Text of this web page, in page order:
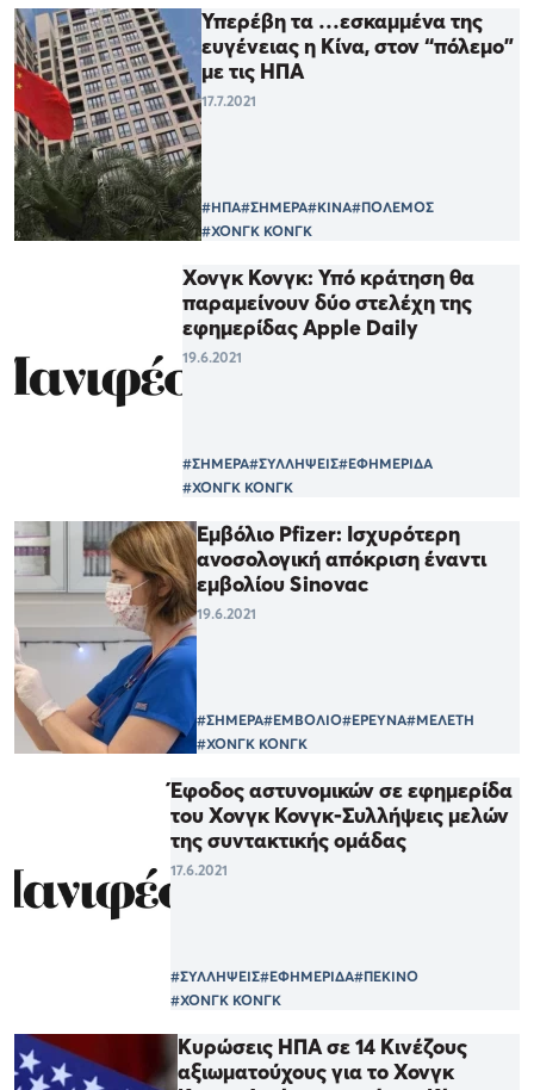
Υπερέβη τα …εσκαμμένα της
ευγένειας η Κίνα, στον “πόλεμο”
με τις ΗΠΑ
17.7.2021
#ΗΠΑ#ΣΗΜΕΡΑ#ΚΙΝΑ#ΠΟΛΕΜΟΣ
#ΧΟΝΓΚ ΚΟΝΓΚ
Χονγκ Κονγκ: Υπό κράτηση θα
παραμείνουν δύο στελέχη της
εφημερίδας Apple Daily
19.6.2021
#ΣΗΜΕΡΑ#ΣΥΛΛΗΨΕΙΣ#ΕΦΗΜΕΡΙΔΑ
#ΧΟΝΓΚ ΚΟΝΓΚ
Εμβόλιο Pfizer: Iσχυρότερη
ανοσολογική απόκριση έναντι
εμβολίου Sinovac
19.6.2021
#ΣΗΜΕΡΑ#ΕΜΒΟΛΙΟ#ΕΡΕΥΝΑ#ΜΕΛΕΤΗ
#ΧΟΝΓΚ ΚΟΝΓΚ
Έφοδος αστυνομικών σε εφημερίδα
του Χονγκ Κονγκ-Συλλήψεις μελών
της συντακτικής ομάδας
17.6.2021
#ΣΥΛΛΗΨΕΙΣ#ΕΦΗΜΕΡΙΔΑ#ΠΕΚΙΝΟ
#ΧΟΝΓΚ ΚΟΝΓΚ
Κυρώσεις ΗΠΑ σε 14 Κινέζους
αξιωματούχους για το Χονγκ